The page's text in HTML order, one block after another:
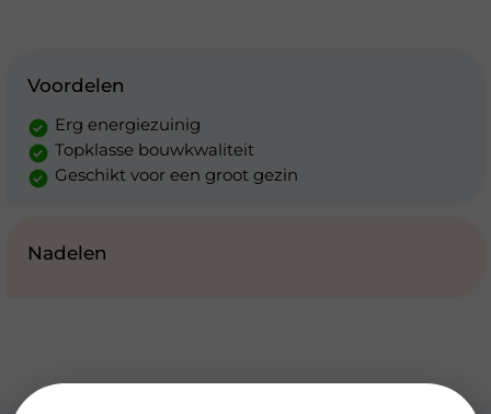
Voordelen
Erg energiezuinig
Topklasse bouwkwaliteit
Geschikt voor een groot gezin
Nadelen